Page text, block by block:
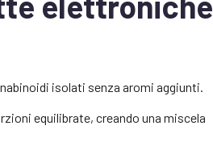
isolati senza aromi aggiunti.
equilibrate, creando una miscela